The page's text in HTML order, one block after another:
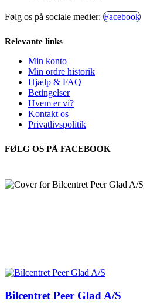
Følg os på sociale medier: Facebook
Relevante links
Min konto
Min ordre historik
Hjælp & FAQ
Betingelser
Hvem er vi?
Kontakt os
Privatlivspolitik
FØLG OS PÅ FACEBOOK
Bilcentret Peer Glad A/S